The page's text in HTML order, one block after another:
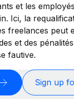
et les
Ici, la
freelances peut
et des
fautive.
Sign up